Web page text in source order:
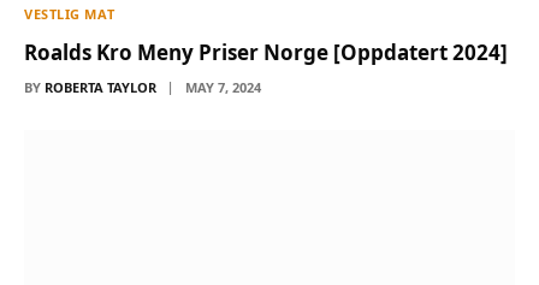
VESTLIG MAT
Roalds Kro Meny Priser Norge [Oppdatert 2024]
BY ROBERTA TAYLOR MAY 7, 2024